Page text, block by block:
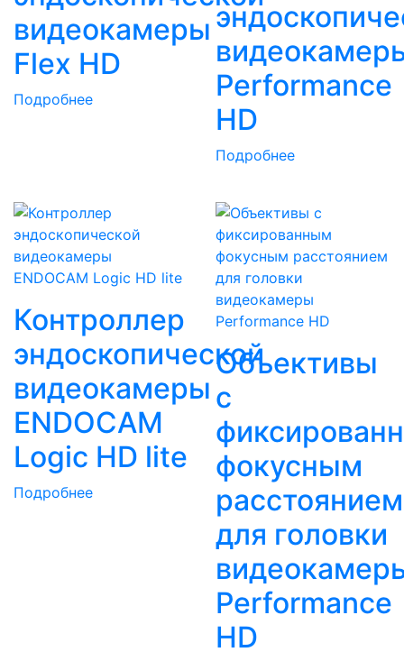
видеокамеры
Flex HD
Подробнее
Performance
HD
Подробнее
Контроллер
эндоскопической
видеокамеры
ENDOCAM
Logic HD lite
Подробнее
Объективы
с
фокусным
расстоянием
для головки
Performance
HD